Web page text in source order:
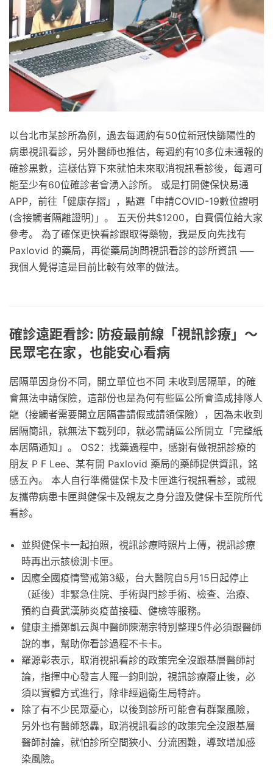
以台北市某診所為例，過去每週約有50位新冠快篩陽性的
病患視訊看診，另外醫師也推估，每週約有10多位未通報的
確診黑數，這樣估算下來就怕未來取消視訊看診後，每週可
能至少有60位確診者會湧入診所。 或是打開健保快易通
APP，前往「健康存摺」，點選「申請COVID-19數位證明
(含接觸者隔離證明)」。 五天份共$1200，自費價位給大家
參考。 為了確保更快看診跟取得藥物，我是反向先找有
Paxlovid 的藥局，再從藥局詢問視訊看診的診所資訊 ──
我個人覺得這是目前比較有效率的做法。
確診遠距看診: 防疫最前線「視訊診療」〜
民眾宅在家，也能安心看病
居隔單因身份不同，開立單位也不同 未收到居隔單，的確
會無法申請保險，這部份也是為何有些區公所會造成排隊人
龍（接觸者需要開立居隔書請假或請領保險），因為未收到
居隔簡訊，就無法下載列印，就必需請區公所開立「完整紙
本居隔通知」。 OS2：找藥過程中，感謝有做視訊診療的
朋友 P F Lee、某有開 Paxlovid 藥局的藥師提供資訊，銘
感五內。 本人自行準備健保卡及卡匣進行視訊看診，或親
友攜帶病患卡匣與健保卡及親友之身分證及健保卡至院所代
看診。
並與健保卡一起拍照，視訊診療時照片上傳，視訊診療
時再出示該檢測卡匣。
因應全國疫情警戒第3級，台大醫院自5月15日起停止
（延後）非緊急住院、手術與門診手術、檢查、治療、
預約自費武漢肺炎疫苗接種、健檢等服務。
健康主播鄭凱云與中醫師陳潮宗特別整理5件必須跟醫師
說的事，幫助你看診過程不卡卡。
羅源彰表示，取消視訊看診的政策完全沒跟基層醫師討
論，指揮中心發言人羅一鈞則說，視訊診療廢止後，必
須以實體方式進行，除非經過衛生局特許。
除了有不少民眾憂心，以後到診所可能會有群聚風險，
另外也有醫師怒轟，取消視訊看診的政策完全沒跟基層
醫師討論，就怕診所空間狹小、分流困難，導致增加感
染風險。